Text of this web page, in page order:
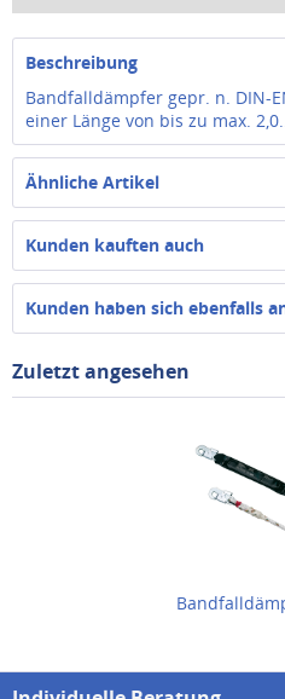
Beschreibung
Bandfalldämpfer gepr. n. DIN-
einer Länge von bis zu max.
Ähnliche Artikel
Kunden kauften auch
Kunden haben sich ebenfalls
Zuletzt angesehen